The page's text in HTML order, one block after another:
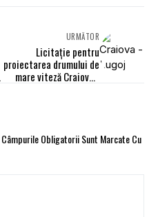
URMĂTOR
Licitație pentru
proiectarea drumului de
mare viteză Craiova -
Câmpurile Obligatorii Sunt Marcate Cu